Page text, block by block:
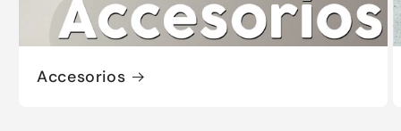
Accesorios